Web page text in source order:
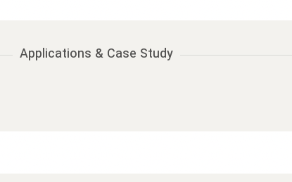
Applications & Case Study